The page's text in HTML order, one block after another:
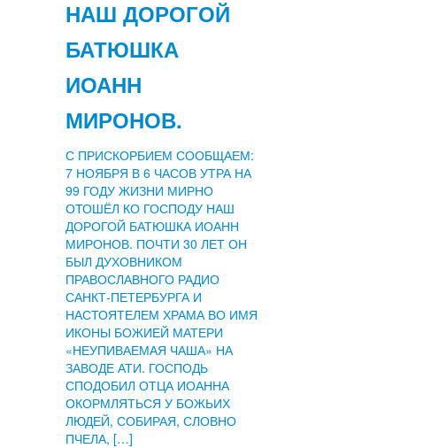
НАШ ДОРОГОЙ
БАТЮШКА
ИОАНН
МИРОНОВ.
С ПРИСКОРБИЕМ СООБЩАЕМ:
7 НОЯБРЯ В 6 ЧАСОВ УТРА НА
99 ГОДУ ЖИЗНИ МИРНО
ОТОШЁЛ КО ГОСПОДУ НАШ
ДОРОГОЙ БАТЮШКА ИОАНН
МИРОНОВ. ПОЧТИ 30 ЛЕТ ОН
БЫЛ ДУХОВНИКОМ
ПРАВОСЛАВНОГО РАДИО
САНКТ-ПЕТЕРБУРГА И
НАСТОЯТЕЛЕМ ХРАМА ВО ИМЯ
ИКОНЫ БОЖИЕЙ МАТЕРИ
«НЕУПИВАЕМАЯ ЧАША» НА
ЗАВОДЕ АТИ. ГОСПОДЬ
СПОДОБИЛ ОТЦА ИОАННА
ОКОРМЛЯТЬСЯ У БОЖЬИХ
ЛЮДЕЙ, СОБИРАЯ, СЛОВНО
ПЧЕЛА, […]